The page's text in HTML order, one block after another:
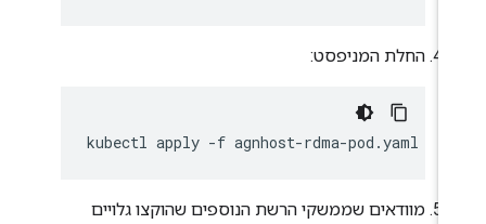
החלת המניפסט:
kubectl apply -f
מוודאים שממשקי הרשת הנוספים שהוקצו גלויים